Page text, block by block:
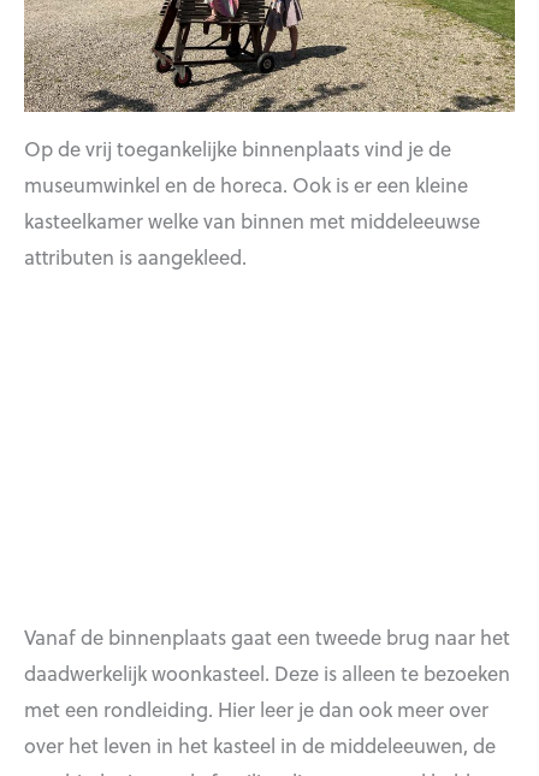
Op de vrij toegankelijke binnenplaats vind je de
museumwinkel en de horeca. Ook is er een kleine
kasteelkamer welke van binnen met middeleeuwse
attributen is aangekleed.
Vanaf de binnenplaats gaat een tweede brug naar het
daadwerkelijk woonkasteel. Deze is alleen te bezoeken
met een rondleiding. Hier leer je dan ook meer over
over het leven in het kasteel in de middeleeuwen, de